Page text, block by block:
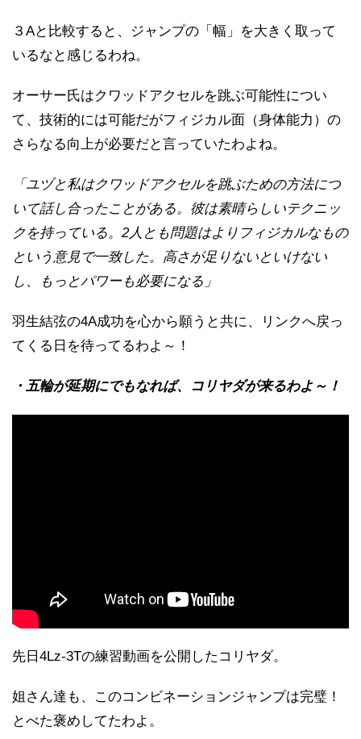
３Aと比較すると、ジャンプの「幅」を大きく取って
いるなと感じるわね。
オーサー氏はクワッドアクセルを跳ぶ可能性につい
て、技術的には可能だがフィジカル面（身体能力）の
さらなる向上が必要だと言っていたわよね。
「ユヅと私はクワッドアクセルを跳ぶための方法につ
いて話し合ったことがある。彼は素晴らしいテクニッ
クを持っている。2人とも問題はよりフィジカルなもの
という意見で一致した。高さが足りないといけない
し、もっとパワーも必要になる」
羽生結弦の4A成功を心から願うと共に、リンクへ戻っ
てくる日を待ってるわよ～！
・五輪が延期にでもなれば、コリヤダが来るわよ～！
先日4Lz-3Tの練習動画を公開したコリヤダ。
姐さん達も、このコンビネーションジャンプは完璧！
とべた褒めしてたわよ。